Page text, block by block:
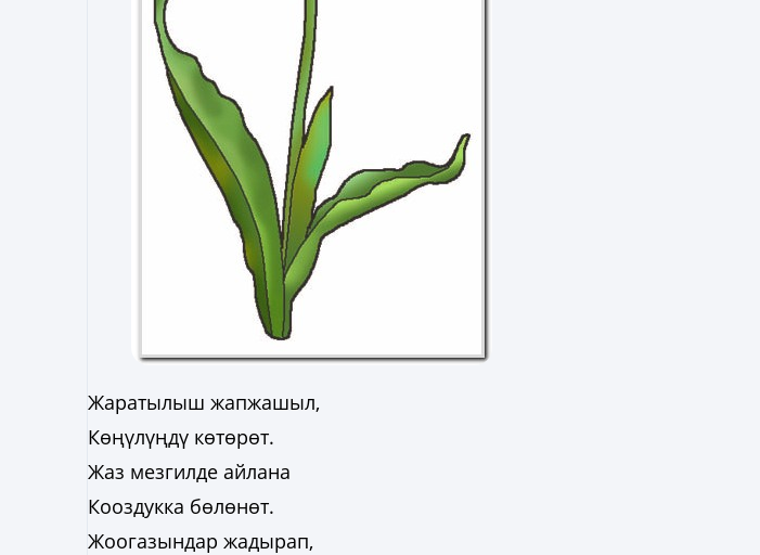
Жаратылыш жапжашыл,
Көңүлүңдү көтөрөт.
Жаз мезгилде айлана
Кооздукка бөлөнөт.
Жоогазындар жадырап,